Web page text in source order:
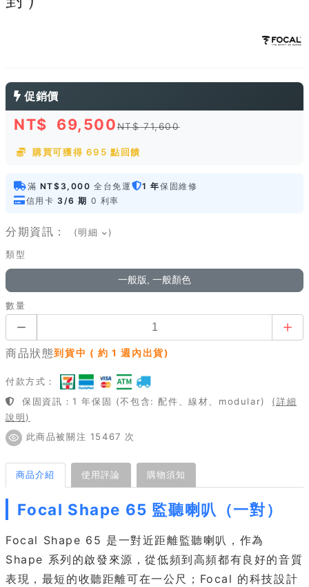
促銷價
NT$ 69,500NT$ 71,600
購買可獲得 695 點回饋
滿 NT$3,000 全台免運 1 年保固維修
信用卡 3/6 期 0 利率
分期資訊： (明細 )
類型
一般版, 一般顏色
數量
商品狀態到貨中 ( 約 1 週內出貨)
付款方式：
保固資訊：1 年保固 (不包含: 配件、線材、modular)
(詳細
說明)
此商品被關注 15467 次
商品介紹 使用評論 購物須知
Focal Shape 65 監聽喇叭（一對）
Focal Shape 65 是一對近距離監聽喇叭，作為
Shape 系列的啟發來源，從低頻到高頻都有良好的音質
表現，最短的收聽距離可在一公尺；Focal 的科技設計